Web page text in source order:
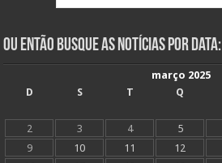
Ou Então Busque as Notícias Por Data:
março 2025
D
S T Q
2
3 4 5
9
10 11 12